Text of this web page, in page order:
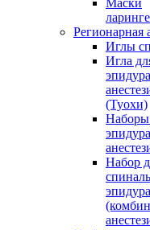
Маски
Регионарная
Иглы
Игла
(Туохи)
Наборы
Набор